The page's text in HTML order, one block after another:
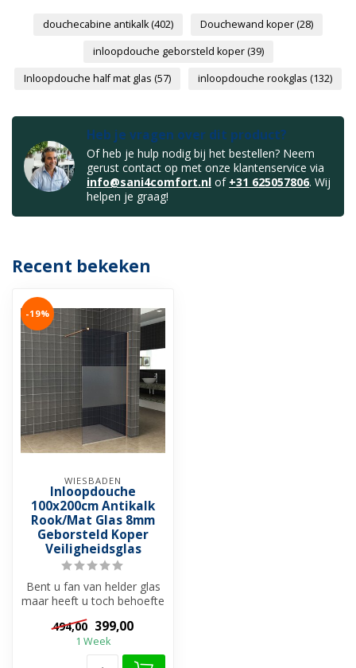
douchecabine antikalk(402) Douchewand koper(28)
inloopdouche geborsteld koper(39)
Inloopdouche half mat glas (57) inloopdouche rookglas (132)
Heb je vragen over dit product?
Of heb je hulp nodig bij het bestellen? Neem
gerust contact op met onze klantenservice via
info@sani4comfort.nl of +31 625057806. Wij
helpen je graag!
Recent bekeken
-19%
WIESBADEN
Inloopdouche
100x200cm Antikalk
Rook/Mat Glas 8mm
Geborsteld Koper
Veiligheidsglas
Bent u fan van helder glas
maar heeft u toch behoefte
aan wat privacy tijdens he...
494,00 399,00
1 Week